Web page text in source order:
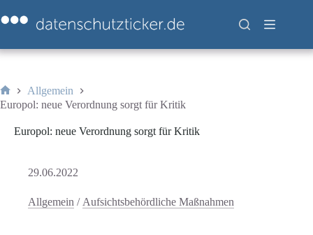
Inhalt
springen
Start
Allgemein
Europol: neue Verordnung sorgt für Kritik
Europol: neue Verordnung sorgt für Kritik
29.06.2022
Allgemein / Aufsichtsbehördliche Maßnahmen